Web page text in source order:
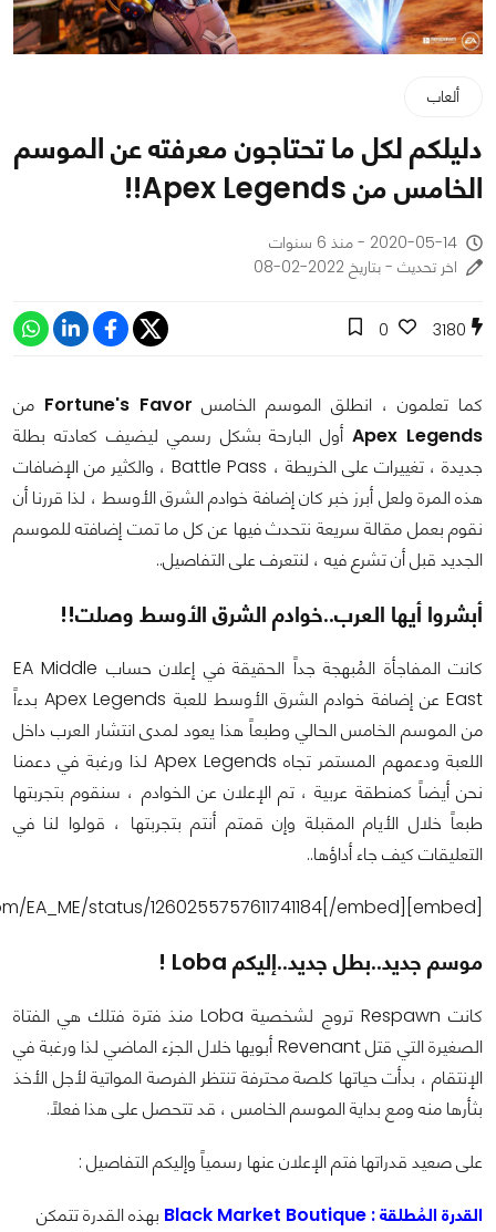
ألعاب
دليلكم لكل ما تحتاجون معرفته عن الموسم
الخامس من Apex Legends!!
2020-05-14 - منذ 6 سنوات
اخر تحديث - بتاريخ 2022-02-08
3180
0
كما تعلمون ، انطلق الموسم الخامس Fortune's Favor من
Apex Legendsأول البارحة بشكل رسمي ليضيف كعادته بطلة
جديدة ، تغييرات على الخريطة ، Battle Pass ، والكثير من الإضافات
هذه المرة ولعل أبرز خبر كان إضافة خوادم الشرق الأوسط ، لذا قررنا أن
نقوم بعمل مقالة سريعة نتحدث فيها عن كل ما تمت إضافته للموسم
الجديد قبل أن تشرع فيه ، لنتعرف على التفاصيل..
أبشروا أيها العرب..خوادم الشرق الأوسط وصلت!!
كانت المفاجأة المُبهجة جداً الحقيقة في إعلان حساب EA Middle
East عن إضافة خوادم الشرق الأوسط للعبة Apex Legends بدءاً
من الموسم الخامس الحالي وطبعاً هذا يعود لمدى انتشار العرب داخل
اللعبة ودعمهم المستمر تجاه Apex Legends لذا ورغبة في دعمنا
نحن أيضاً كمنطقة عربية ، تم الإعلان عن الخوادم ، سنقوم بتجربتها
طبعاً خلال الأيام المقبلة وإن قمتم أنتم بتجربتها ، قولوا لنا في
التعليقات كيف جاء أداؤها..
موسم جديد..بطل جديد..إليكم Loba !
كانت Respawn تروج لشخصية Loba منذ فترة فتلك هي الفتاة
الصغيرة التي قتل Revenant أبويها خلال الجزء الماضي لذا ورغبة في
الإنتقام ، بدأت حياتها كلصة محترفة تنتظر الفرصة المواتية لأجل الأخذ
بثأرها منه ومع بداية الموسم الخامس ، قد تتحصل على هذا فعلاً.
على صعيد قدراتها فتم الإعلان عنها رسمياً وإليكم التفاصيل :
القدرة المُطلقة : Black Market Boutique
بهذه القدرة تتمكن